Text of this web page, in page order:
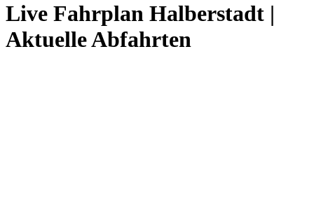
Live Fahrplan Halberstadt |
Aktuelle Abfahrten